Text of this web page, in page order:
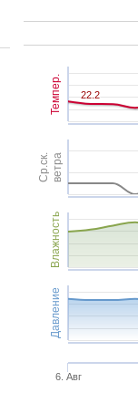
Темпер.
Ср.ск.ветра
Влажность
Давление
22.2
22.2
6. Авг